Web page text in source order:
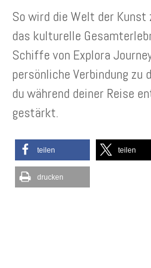
So wird die Welt der Kunst
das kulturelle
Schiffe von Explora
persönliche Verbindung zu
du während deiner Reise
gestärkt.
teilen teilen
drucken